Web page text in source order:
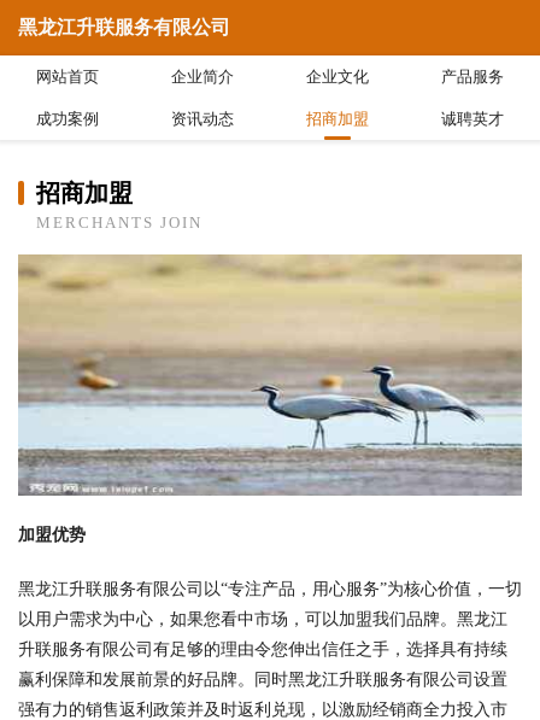
黑龙江升联服务有限公司
网站首页 企业简介 企业文化 产品服务
成功案例 资讯动态 招商加盟 诚聘英才
招商加盟
MERCHANTS JOIN
加盟优势
黑龙江升联服务有限公司以“专注产品，用心服务”为核心价值，一切
以用户需求为中心，如果您看中市场，可以加盟我们品牌。黑龙江
升联服务有限公司有足够的理由令您伸出信任之手，选择具有持续
赢利保障和发展前景的好品牌。同时黑龙江升联服务有限公司设置
强有力的销售返利政策并及时返利兑现，以激励经销商全力投入市